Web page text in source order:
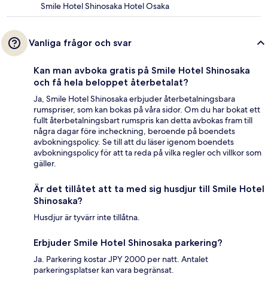
Smile Hotel Shinosaka Hotel Osaka
Vanliga frågor och svar
Kan man avboka gratis på Smile Hotel Shinosaka
och få hela beloppet återbetalat?
Ja, Smile Hotel Shinosaka erbjuder återbetalningsbara
rumspriser, som kan bokas på våra sidor. Om du har bokat ett
fullt återbetalningsbart rumspris kan detta avbokas fram till
några dagar före incheckning, beroende på boendets
avbokningspolicy. Se till att du läser igenom boendets
avbokningspolicy för att ta reda på vilka regler och villkor som
gäller.
Är det tillåtet att ta med sig husdjur till Smile Hotel
Shinosaka?
Husdjur är tyvärr inte tillåtna.
Erbjuder Smile Hotel Shinosaka parkering?
Ja. Parkering kostar JPY 2000 per natt. Antalet
parkeringsplatser kan vara begränsat.